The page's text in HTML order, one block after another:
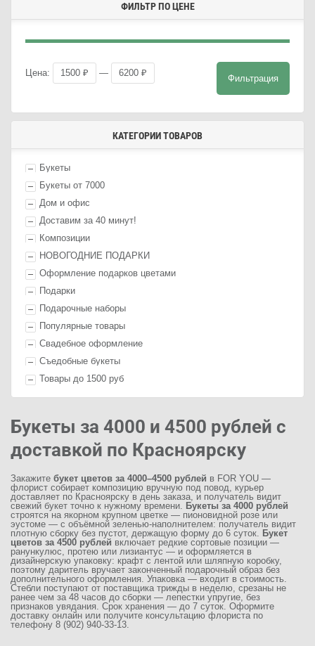
ФИЛЬТР ПО ЦЕНЕ
цена
цена
Фильтрация
Цена: 1500 ₽ — 6200 ₽
КАТЕГОРИИ ТОВАРОВ
Букеты
Букеты от 7000
Дом и офис
Доставим за 40 минут!
Композиции
НОВОГОДНИЕ ПОДАРКИ
Оформление подарков цветами
Подарки
Подарочные наборы
Популярные товары
Свадебное оформление
Съедобные букеты
Товары до 1500 руб
Букеты за 4000 и 4500 рублей с
доставкой по Красноярску
Закажите букет цветов за 4000–4500 рублей в FOR YOU —
флорист собирает композицию вручную под повод, курьер
доставляет по Красноярску в день заказа, и получатель видит
свежий букет точно к нужному времени. Букеты за 4000 рублей
строятся на якорном крупном цветке — пионовидной розе или
эустоме — с объёмной зеленью-наполнителем: получатель видит
плотную сборку без пустот, держащую форму до 6 суток. Букет
цветов за 4500 рублей включает редкие сортовые позиции —
ранункулюс, протею или лизиантус — и оформляется в
дизайнерскую упаковку: крафт с лентой или шляпную коробку,
поэтому даритель вручает законченный подарочный образ без
дополнительного оформления. Упаковка — входит в стоимость.
Стебли поступают от поставщика трижды в неделю, срезаны не
ранее чем за 48 часов до сборки — лепестки упругие, без
признаков увядания. Срок хранения — до 7 суток. Оформите
доставку онлайн или получите консультацию флориста по
телефону 8 (902) 940-33-13.